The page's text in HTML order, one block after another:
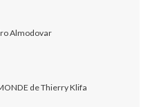
Almodovar
de Thierry Klifa